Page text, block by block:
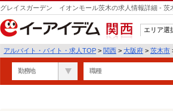
グレイスガーデン イオンモール茨木の求人情報詳細 - 茨
関西
エリア選
アルバイト・バイト・求人TOP > 関西 > 大阪府 > 茨木市
勤務地 職種